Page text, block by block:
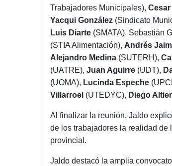
Trabajadores Municipales), Cesar
Yacqui González (Sindicato
Luis Diarte (SMATA), Sebastián
(STIA Alimentación), Andrés
Alejandro Medina (SUTERH),
(UATRE), Juan Aguirre (UDT),
(UOMA), Lucinda Espeche
Villarroel (UTEDYC), Diego Altier
Al finalizar la reunión, Jaldo
de los trabajadores la realidad de
provincial.
Jaldo destacó la amplia